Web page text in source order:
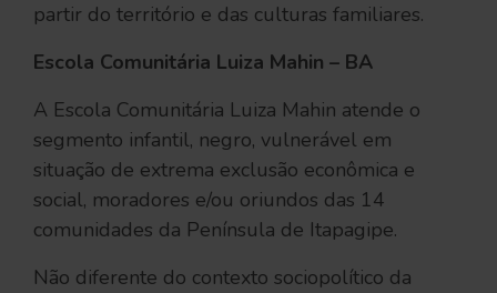
partir do território e das culturas familiares.
Escola Comunitária Luiza Mahin – BA
A Escola Comunitária Luiza Mahin atende o
segmento infantil, negro, vulnerável em
situação de extrema exclusão econômica e
social, moradores e/ou oriundos das 14
comunidades da Península de Itapagipe.
Não diferente do contexto sociopolítico da